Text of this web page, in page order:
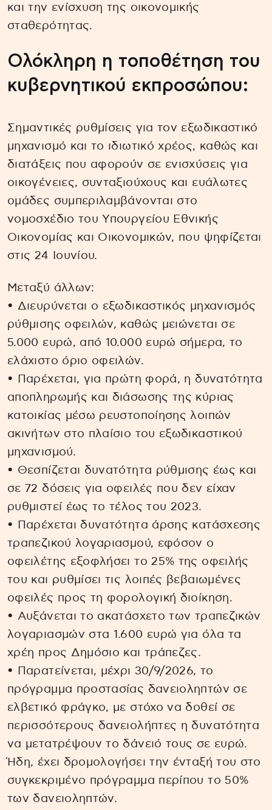
και την ενίσχυση της οικονομικής
σταθερότητας.
Ολόκληρη η τοποθέτηση του
κυβερνητικού εκπροσώπου:
Σημαντικές ρυθμίσεις για τον εξωδικαστικό
μηχανισμό και το ιδιωτικό χρέος, καθώς και
διατάξεις που αφορούν σε ενισχύσεις για
οικογένειες, συνταξιούχους και ευάλωτες
ομάδες συμπεριλαμβάνονται στο
νομοσχέδιο του Υπουργείου Εθνικής
Οικονομίας και Οικονομικών, που ψηφίζεται
στις 24 Ιουνίου.
Μεταξύ άλλων:
• Διευρύνεται ο εξωδικαστικός μηχανισμός
ρύθμισης οφειλών, καθώς μειώνεται σε
5.000 ευρώ, από 10.000 ευρώ σήμερα, το
ελάχιστο όριο οφειλών.
• Παρέχεται, για πρώτη φορά, η δυνατότητα
αποπληρωμής και διάσωσης της κύριας
κατοικίας μέσω ρευστοποίησης λοιπών
ακινήτων στο πλαίσιο του εξωδικαστικού
μηχανισμού.
• Θεσπίζεται δυνατότητα ρύθμισης έως και
σε 72 δόσεις για οφειλές που δεν είχαν
ρυθμιστεί έως το τέλος του 2023.
• Παρέχεται δυνατότητα άρσης κατάσχεσης
τραπεζικού λογαριασμού, εφόσον ο
οφειλέτης εξοφλήσει το 25% της οφειλής
του και ρυθμίσει τις λοιπές βεβαιωμένες
οφειλές προς τη φορολογική διοίκηση.
• Αυξάνεται το ακατάσχετο των τραπεζικών
λογαριασμών στα 1.600 ευρώ για όλα τα
χρέη προς Δημόσιο και τράπεζες.
• Παρατείνεται, μέχρι 30/9/2026, το
πρόγραμμα προστασίας δανειοληπτών σε
ελβετικό φράγκο, με στόχο να δοθεί σε
περισσότερους δανειολήπτες η δυνατότητα
να μετατρέψουν το δάνειό τους σε ευρώ.
Ήδη, έχει δρομολογήσει την ένταξή του στο
συγκεκριμένο πρόγραμμα περίπου το 50%
των δανειοληπτών.